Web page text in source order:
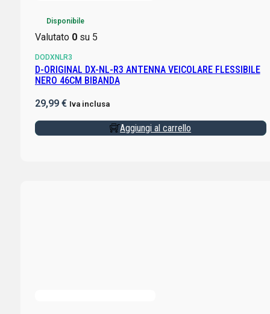
Disponibile
Valutato 0su 5
DODXNLR3
D-ORIGINAL DX-NL-R3 ANTENNA VEICOLARE FLESSIBILE
NERO 46CM BIBANDA
29,99 € Iva inclusa
Aggiungi al carrello